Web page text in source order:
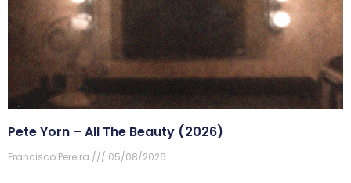
Pete Yorn – All The Beauty (2026)
Francisco Pereira 05/08/2026